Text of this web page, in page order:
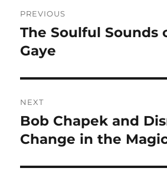
pos
PREVIOUS
Previous
post:
The Soulful Sounds
Gaye
NEXT
Next
post:
Bob Chapek and
Change in the